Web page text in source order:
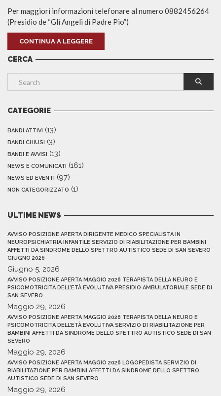
Per maggiori informazioni telefonare al numero 0882456264
(Presidio de “Gli Angeli di Padre Pio”)
CONTINUA A LEGGERE
CERCA
CATEGORIE
BANDI ATTIVI (13)
BANDI CHIUSI (3)
BANDI E AVVISI (13)
NEWS E COMUNICATI (161)
NEWS ED EVENTI (97)
NON CATEGORIZZATO (1)
ULTIME NEWS
AVVISO POSIZIONE APERTA DIRIGENTE MEDICO SPECIALISTA IN
NEUROPSICHIATRIA INFANTILE SERVIZIO DI RIABILITAZIONE PER BAMBINI
AFFETTI DA SINDROME DELLO SPETTRO AUTISTICO SEDE DI SAN SEVERO
GIUGNO 2026
Giugno 5, 2026
AVVISO POSIZIONE APERTA MAGGIO 2026 TERAPISTA DELLA NEURO E
PSICOMOTRICITÀ DELL’ETÀ EVOLUTIVA PRESIDIO AMBULATORIALE SEDE DI
SAN SEVERO
Maggio 29, 2026
AVVISO POSIZIONE APERTA MAGGIO 2026 TERAPISTA DELLA NEURO E
PSICOMOTRICITÀ DELL’ETÀ EVOLUTIVA SERVIZIO DI RIABILITAZIONE PER
BAMBINI AFFETTI DA SINDROME DELLO SPETTRO AUTISTICO SEDE DI SAN
SEVERO
Maggio 29, 2026
AVVISO POSIZIONE APERTA MAGGIO 2026 LOGOPEDISTA SERVIZIO DI
RIABILITAZIONE PER BAMBINI AFFETTI DA SINDROME DELLO SPETTRO
AUTISTICO SEDE DI SAN SEVERO
Maggio 29, 2026